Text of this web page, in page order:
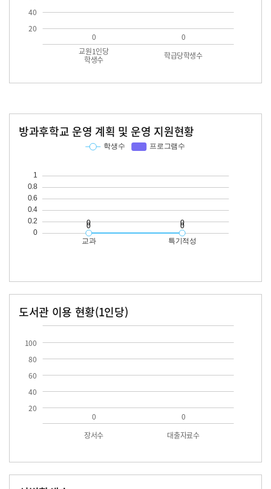
20
40
교원1인당
학생수 학급당학생수
0 0
방과후학교 운영 계획 및 운영 지원현황
도서관 이용 현황(1인당)
20
40
60
80
100
장서수 대출자료수
0 0